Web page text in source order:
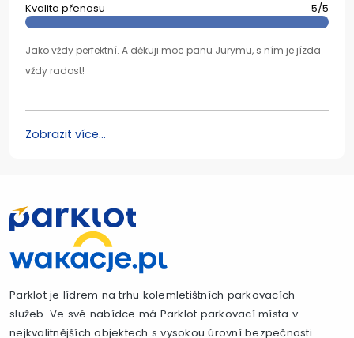
Kvalita přenosu 5/5
Jako vždy perfektní. A děkuji moc panu Jurymu, s ním je jízda
vždy radost!
Zobrazit více...
Parklot je lídrem na trhu kolemletištních parkovacích
služeb. Ve své nabídce má Parklot parkovací místa v
nejkvalitnějších objektech s vysokou úrovní bezpečnosti